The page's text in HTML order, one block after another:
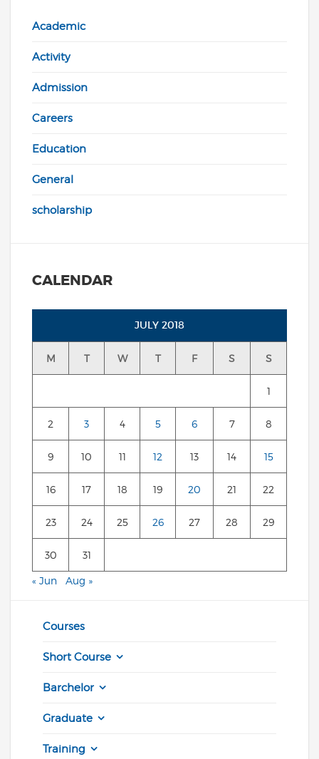
Academic
Activity
Admission
Careers
Education
General
scholarship
CALENDAR
JULY 2018
M T W T F S S
1
2 3 4 5 6 7 8
9 10 11 12 13 14 15
16 17 18 19 20 21 22
23 24 25 26 27 28 29
30 31
« Jun Aug »
Courses
Short Course
Barchelor
Graduate
Training